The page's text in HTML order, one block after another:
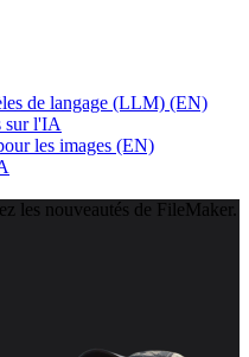
de langage (LLM) (EN)
sur l'IA
les images (EN)
les nouveautés de FileMaker.